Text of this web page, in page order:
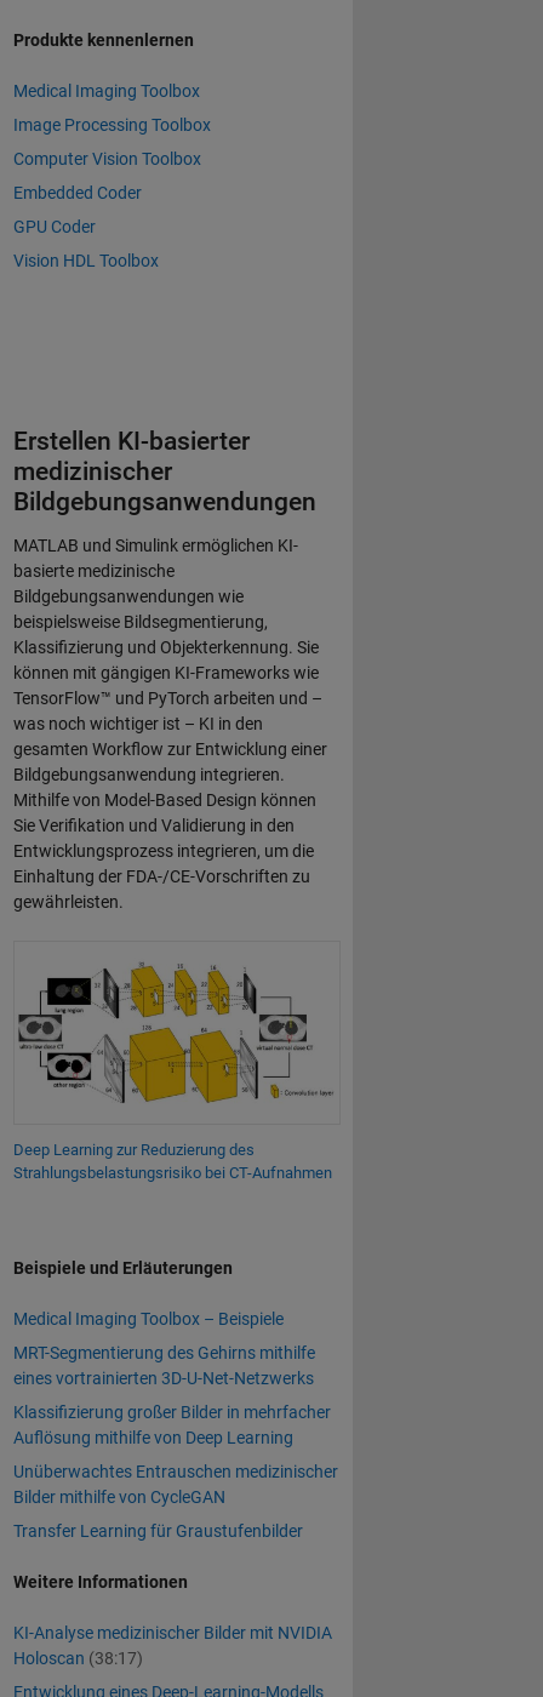
Produkte kennenlernen
Medical Imaging Toolbox
Image Processing Toolbox
Computer Vision Toolbox
Embedded Coder
GPU Coder
Vision HDL Toolbox
Erstellen KI-basierter
medizinischer
Bildgebungsanwendungen
MATLAB und Simulink ermöglichen KI-
basierte medizinische
Bildgebungsanwendungen wie
beispielsweise Bildsegmentierung,
Klassifizierung und Objekterkennung. Sie
können mit gängigen KI-Frameworks wie
TensorFlow™ und PyTorch arbeiten und –
was noch wichtiger ist – KI in den
gesamten Workflow zur Entwicklung einer
Bildgebungsanwendung integrieren.
Mithilfe von Model-Based Design können
Sie Verifikation und Validierung in den
Entwicklungsprozess integrieren, um die
Einhaltung der FDA-/CE-Vorschriften zu
gewährleisten.
Deep Learning zur Reduzierung des
Strahlungsbelastungsrisiko bei CT-Aufnahmen
Beispiele und Erläuterungen
Medical Imaging Toolbox – Beispiele
MRT-Segmentierung des Gehirns mithilfe
eines vortrainierten 3D-U-Net-Netzwerks
Klassifizierung großer Bilder in mehrfacher
Auflösung mithilfe von Deep Learning
Unüberwachtes Entrauschen medizinischer
Bilder mithilfe von CycleGAN
Transfer Learning für Graustufenbilder
Weitere Informationen
KI-Analyse medizinischer Bilder mit NVIDIA
Holoscan (38:17)
Entwicklung eines Deep-Learning-Modells